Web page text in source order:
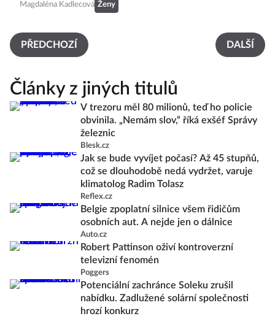
Magdaléna Kadlecová Ženy
PŘEDCHOZÍ DALŠÍ
Články z jiných titulů
V trezoru měl 80 milionů, teď ho policie
obvinila. „Nemám slov,“ říká exšéf Správy
železnic
Blesk.cz
Jak se bude vyvíjet počasí? Až 45 stupňů,
což se dlouhodobě nedá vydržet, varuje
klimatolog Radim Tolasz
Reflex.cz
Belgie zpoplatní silnice všem řidičům
osobních aut. A nejde jen o dálnice
Auto.cz
Robert Pattinson oživí kontroverzní
televizní fenomén
Poggers
Potenciální zachránce Soleku zrušil
nabídku. Zadlužené solární společnosti
hrozí konkurz